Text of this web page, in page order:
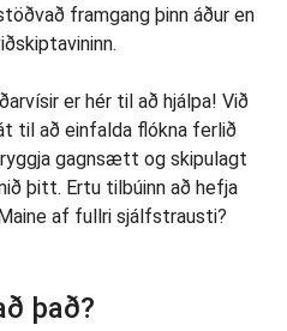
framgang þinn áður en
er hér til að hjálpa! Við
til að einfalda flókna ferlið
gagnsætt og skipulagt
þitt. Ertu tilbúinn að hefja
af fullri sjálfstrausti?
það?